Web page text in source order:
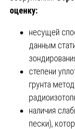
оценку:
несущей
данным
степени
грунта
наличия
пески),